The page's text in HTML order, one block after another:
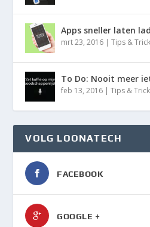
Apps sneller laten
mrt 23, 2016 |Tips &
To Do: Nooit meer
feb 13, 2016 |Tips &
VOLG LOONATECH
FACEBOOK
GOOGLE +